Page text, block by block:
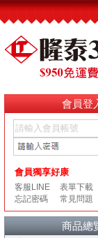
會員登
商品總